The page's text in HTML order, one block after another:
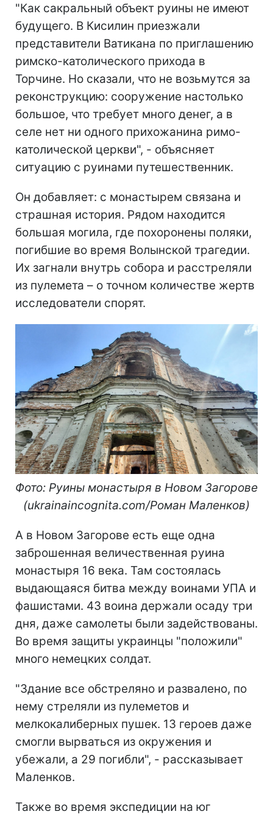
"Как сакральный объект руины не имеют
будущего. В Кисилин приезжали
представители Ватикана по приглашению
римско-католического прихода в
Торчине. Но сказали, что не возьмутся за
реконструкцию: сооружение настолько
большое, что требует много денег, а в
селе нет ни одного прихожанина римо-
католической церкви", - объясняет
ситуацию с руинами путешественник.
Он добавляет: с монастырем связана и
страшная история. Рядом находится
большая могила, где похоронены поляки,
погибшие во время Волынской трагедии.
Их загнали внутрь собора и расстреляли
из пулемета – о точном количестве жертв
исследователи спорят.
Фото: Руины монастыря в Новом Загорове
(ukrainaincognita.com/Роман Маленков)
А в Новом Загорове есть еще одна
заброшенная величественная руина
монастыря 16 века. Там состоялась
выдающаяся битва между воинами УПА и
фашистами. 43 воина держали осаду три
дня, даже самолеты были задействованы.
Во время защиты украинцы "положили"
много немецких солдат.
"Здание все обстреляно и развалено, по
нему стреляли из пулеметов и
мелкокалиберных пушек. 13 героев даже
смогли вырваться из окружения и
убежали, а 29 погибли", - рассказывает
Маленков.
Также во время экспедиции на юг